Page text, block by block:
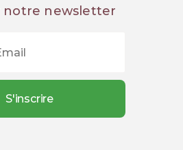
notre newsletter